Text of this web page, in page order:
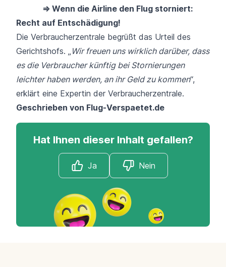
⇒ Wenn die Airline den Flug storniert:
Recht auf Entschädigung!
Die Verbraucherzentrale begrüßt das Urteil des
Gerichtshofs. „
Wir freuen uns wirklich darüber, dass
es die Verbraucher künftig bei Stornierungen
leichter haben werden, an ihr Geld zu kommen“,
erklärt eine Expertin der Verbraucherzentrale.
Geschrieben von Flug-Verspaetet.de
Hat Ihnen dieser Inhalt gefallen?
Ja Nein